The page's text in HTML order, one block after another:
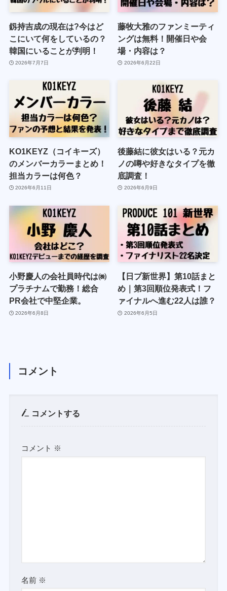
釼持吉成の現在は?今はど
こにいて何をしているの？
韓国にいることが判明！
2026年7月7日
藤牧大雅のファンミーティ
ングは無料！開催日や会
場・内容は？
2026年6月22日
KO1KEYZ（コイキーズ）
のメンバーカラーまとめ！
担当カラーは何色？
2026年6月11日
後藤結に彼女はいる？元カ
ノの噂や好きなタイプを徹
底調査！
2026年6月9日
小野慶人の会社員時代は㈱
プラチナムで勤務！総合
PR会社で中堅企業。
2026年6月8日
【日プ新世界】第10話まと
め｜第3回順位発表式！フ
ァイナルへ進む22人は誰？
2026年6月5日
コメント
コメントする
コメント ※
名前 ※